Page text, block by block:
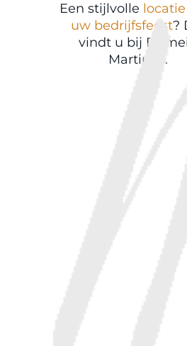
Een stijlvolle
uw bedrijfsfeest?
vindt u bij
Martinus.